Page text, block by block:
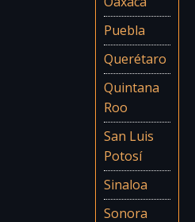
Puebla
Querétaro
Quintana
Roo
San Luis
Potosí
Sinaloa
Sonora